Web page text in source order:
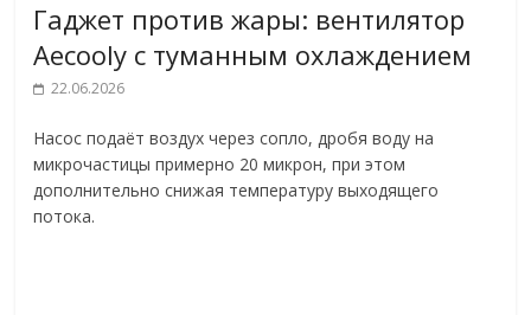
Гаджет против жары: вентилятор
Aecooly с туманным охлаждением
22.06.2026
Насос подаёт воздух через сопло, дробя воду на
микрочастицы примерно 20 микрон, при этом
дополнительно снижая температуру выходящего
потока.